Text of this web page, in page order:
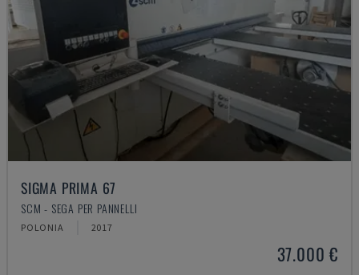
SIGMA PRIMA 67
SCM - SEGA PER PANNELLI
POLONIA 2017
37.000 €